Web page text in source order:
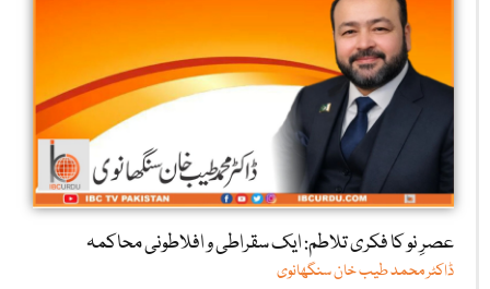
عصرِ نو کا فکری تلاطم: ایک سقراطی و افلاطونی محاکمہ
ڈاکٹر محمد طیب خان سنگھانوی